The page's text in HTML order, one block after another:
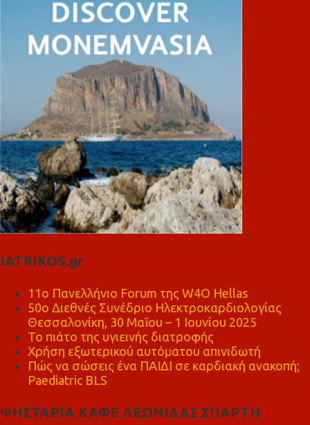
IATRIKOS.gr
11ο Πανελλήνιο Forum της W4O Hellas
50ο Διεθνές Συνέδριο Ηλεκτροκαρδιολογίας
Θεσσαλονίκη, 30 Μαΐου – 1 Ιουνίου 2025
Το πιάτο της υγιεινής διατροφής
Χρήση εξωτερικού αυτόματου απινιδωτή
Πώς να σώσεις ένα ΠΑΙΔΙ σε καρδιακή ανακοπή;
Paediatric BLS
ΨΗΣΤΑΡΙΑ ΚΑΦΕ ΛΕΩΝΙΔΑΣ ΣΠΑΡΤΗ